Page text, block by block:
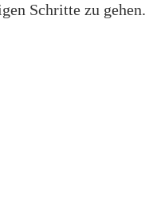
Schritte zu gehen.